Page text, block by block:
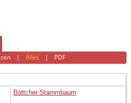
|Alles | PDF
Böttcher-Stammbaum